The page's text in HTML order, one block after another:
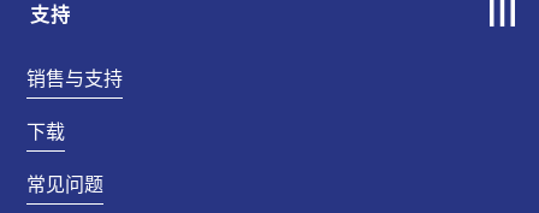
支持
销售与支持
下载
常见问题